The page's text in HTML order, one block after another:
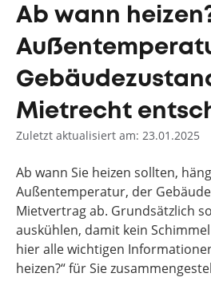
Ab wann
Mietrecht
Zuletzt aktualisiert am: 23.01.2025
Ab wann Sie heizen sollten,
Außentemperatur, der
Mietvertrag ab. Grundsätzlich
auskühlen, damit kein
hier alle wichtigen
heizen?“ für Sie